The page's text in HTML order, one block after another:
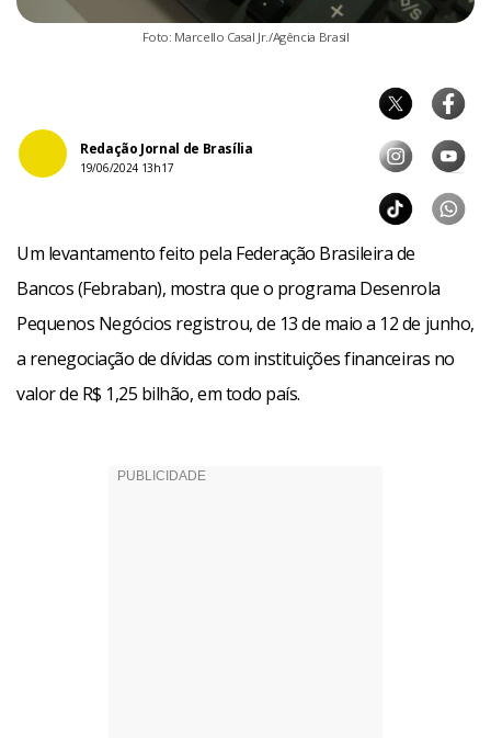
Foto: Marcello Casal Jr./Agência Brasil
Redação Jornal de Brasília
19/06/2024 13h17
Um levantamento feito pela Federação Brasileira de
Bancos (Febraban), mostra que o programa Desenrola
Pequenos Negócios registrou, de 13 de maio a 12 de junho,
a renegociação de dívidas com instituições financeiras no
valor de R$ 1,25 bilhão, em todo país.